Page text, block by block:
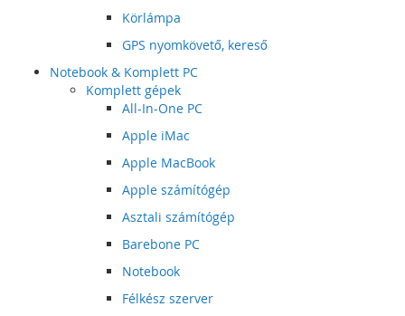
Körlámpa
GPS nyomkövető, kereső
Notebook & Komplett PC
Komplett gépek
All-In-One PC
Apple iMac
Apple MacBook
Apple számítógép
Asztali számítógép
Barebone PC
Notebook
Félkész szerver